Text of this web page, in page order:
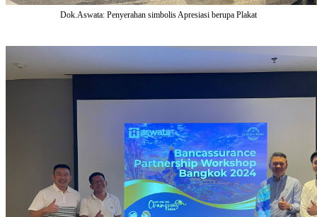
Dok.Aswata: Penyerahan simbolis Apresiasi berupa Plakat